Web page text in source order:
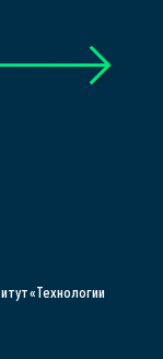
«Технологии